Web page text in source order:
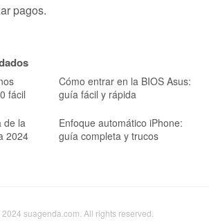
pagos.
fácil
Cómo entrar en la BIOS Asus:
guía fácil y rápida
de la
2024
Enfoque automático iPhone:
guía completa y trucos
suagenda.com. All rights reserved.